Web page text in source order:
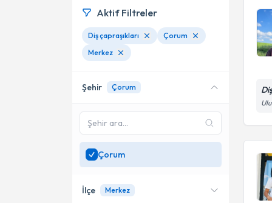
Aktif Filtreler
Diş çapraşıkları
Çorum
Merkez
Şehir Çorum
Çorum
İlçe Merkez